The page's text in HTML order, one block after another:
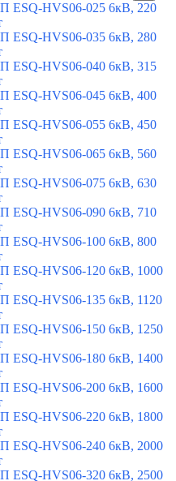
ESQ-HVS06-025 6кВ, 220
ESQ-HVS06-035 6кВ, 280
ESQ-HVS06-040 6кВ, 315
ESQ-HVS06-045 6кВ, 400
ESQ-HVS06-055 6кВ, 450
ESQ-HVS06-065 6кВ, 560
ESQ-HVS06-075 6кВ, 630
ESQ-HVS06-090 6кВ, 710
ESQ-HVS06-100 6кВ, 800
ESQ-HVS06-120 6кВ, 1000
ESQ-HVS06-135 6кВ, 1120
ESQ-HVS06-150 6кВ, 1250
ESQ-HVS06-180 6кВ, 1400
ESQ-HVS06-200 6кВ, 1600
ESQ-HVS06-220 6кВ, 1800
ESQ-HVS06-240 6кВ, 2000
ESQ-HVS06-320 6кВ, 2500